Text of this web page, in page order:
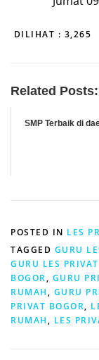
DILIHAT : 3,265
Related Posts:
SMP Terbaik di
POSTED IN LES
TAGGED GURU
GURU LES
BOGOR, GURU
RUMAH, GURU
PRIVAT BOGOR,
RUMAH, LES